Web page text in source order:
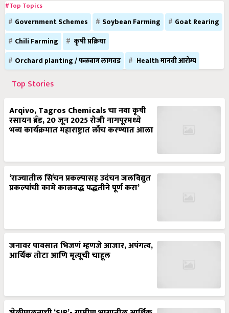
#Top Topics
Government Schemes Soybean Farming
Goat Rearing
Chili Farming
कृषी प्रक्रिया
Orchard planting / फळबाग लागवड
Health मानवी आरोग्य
Top Stories
Arqivo, Tagros Chemicals चा नवा कृषी
रसायन ब्रँड, 20 जून 2025 रोजी नागपूरमध्ये
भव्य कार्यक्रमात महाराष्ट्रात लाँच करण्यात आला
‘राज्यातील सिंचन प्रकल्पासह उदंचन जलविद्युत
प्रकल्पांची कामे कालबद्ध पद्धतीने पूर्ण करा’
जनावर पावसात भिजणं म्हणजे आजार, अपंगत्व,
आर्थिक तोटा आणि मृत्यूची चाहूल